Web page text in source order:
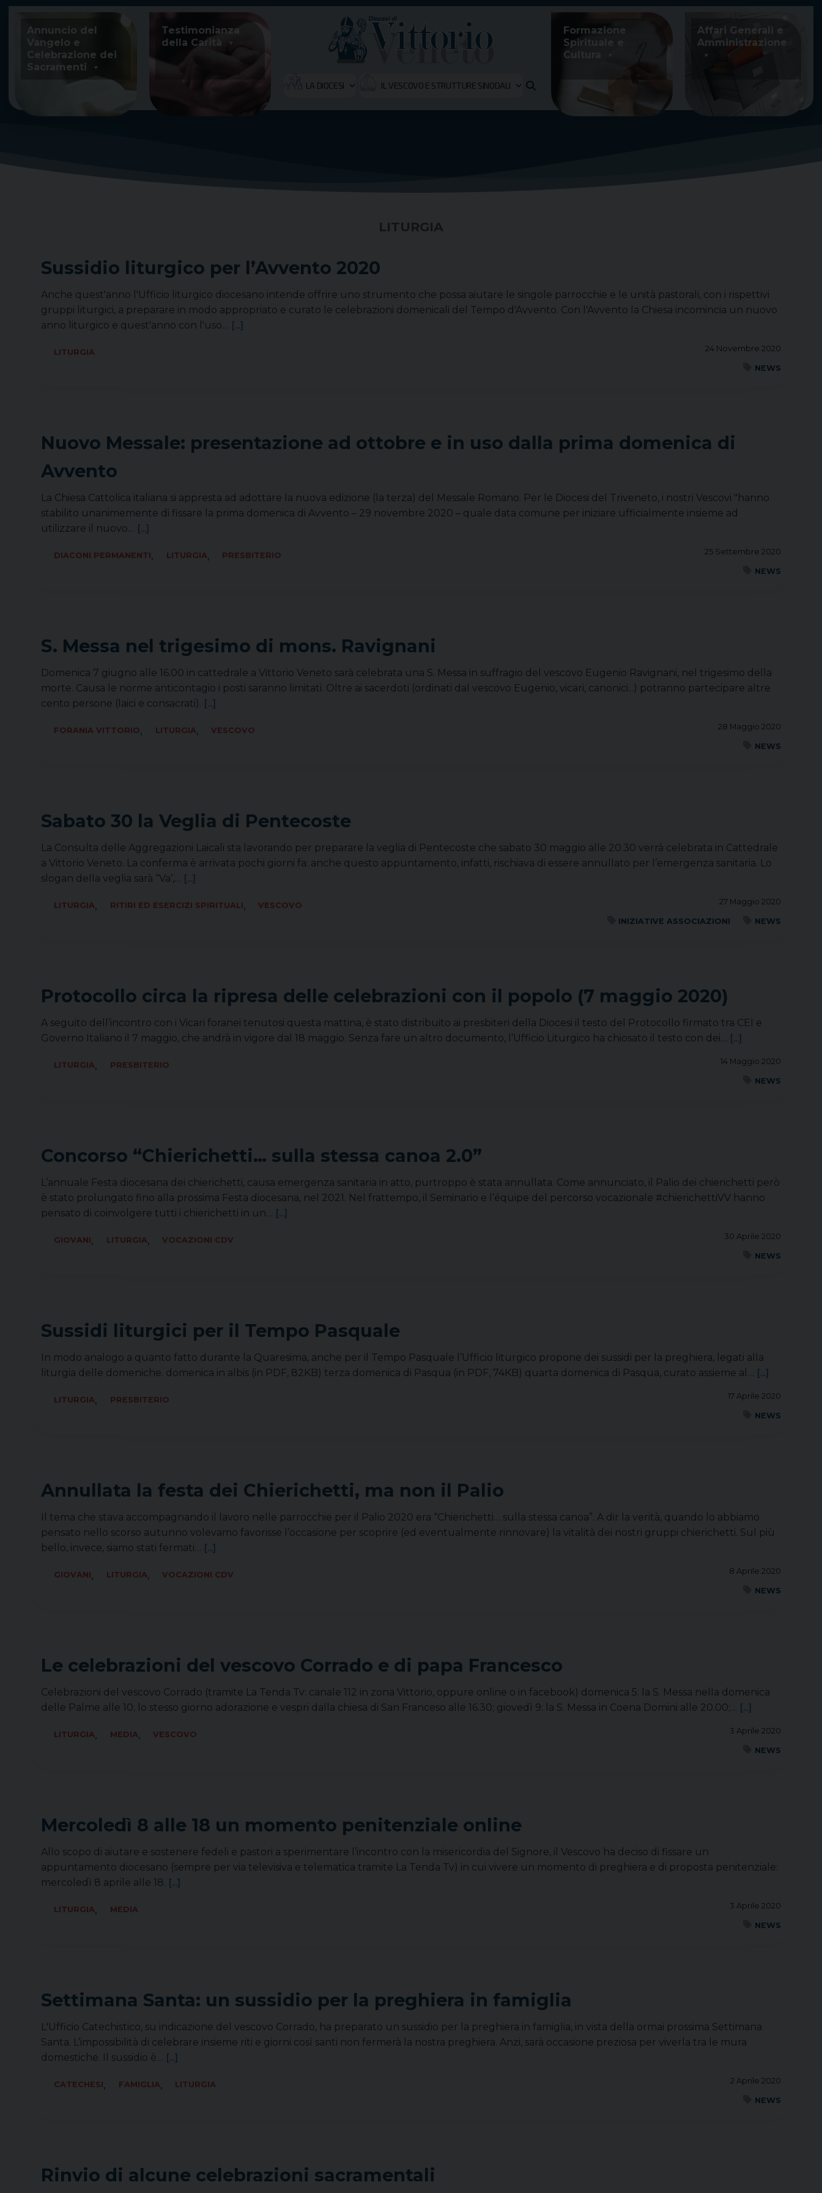
Skip
content
Annuncio del
Vangelo e
Celebrazione dei
Sacramenti
Testimonianza
della Carità
LA DIOCESI IL VESCOVO E STRUTTURE SINODALI
Formazione
Spirituale e
Cultura
Affari Generali e
Amministrazione
LITURGIA
Sussidio liturgico per l’Avvento 2020
Anche quest'anno l'Ufficio liturgico diocesano intende offrire uno strumento che possa aiutare le singole parrocchie e le unità pastorali, con i rispettivi
gruppi liturgici, a preparare in modo appropriato e curato le celebrazioni domenicali del Tempo d'Avvento. Con l'Avvento la Chiesa incomincia un nuovo
anno liturgico e quest'anno con l'uso… [...]
24 Novembre 2020
LITURGIA
NEWS
Nuovo Messale: presentazione ad ottobre e in uso dalla prima domenica di
Avvento
La Chiesa Cattolica italiana si appresta ad adottare la nuova edizione (la terza) del Messale Romano. Per le Diocesi del Triveneto, i nostri Vescovi "hanno
stabilito unanimemente di fissare la prima domenica di Avvento – 29 novembre 2020 – quale data comune per iniziare ufficialmente insieme ad
utilizzare il nuovo… [...]
25 Settembre 2020
DIACONI PERMANENTI, LITURGIA,
PRESBITERIO
NEWS
S. Messa nel trigesimo di mons. Ravignani
Domenica 7 giugno alle 16.00 in cattedrale a Vittorio Veneto sarà celebrata una S. Messa in suffragio del vescovo Eugenio Ravignani, nel trigesimo della
morte. Causa le norme anticontagio i posti saranno limitati. Oltre ai sacerdoti (ordinati dal vescovo Eugenio, vicari, canonici...) potranno partecipare altre
cento persone (laici e consacrati). [...]
28 Maggio 2020
FORANIA VITTORIO, LITURGIA,
VESCOVO
NEWS
Sabato 30 la Veglia di Pentecoste
La Consulta delle Aggregazioni Laicali sta lavorando per preparare la veglia di Pentecoste che sabato 30 maggio alle 20.30 verrà celebrata in Cattedrale
a Vittorio Veneto. La conferma è arrivata pochi giorni fa: anche questo appuntamento, infatti, rischiava di essere annullato per l’emergenza sanitaria. Lo
slogan della veglia sarà “Va’,… [...]
27 Maggio 2020
LITURGIA, RITIRI ED ESERCIZI SPIRITUALI,
VESCOVO
INIZIATIVE ASSOCIAZIONI
NEWS
Protocollo circa la ripresa delle celebrazioni con il popolo (7 maggio 2020)
A seguito dell’incontro con i Vicari foranei tenutosi questa mattina, è stato distribuito ai presbiteri della Diocesi il testo del Protocollo firmato tra CEI e
Governo Italiano il 7 maggio, che andrà in vigore dal 18 maggio. Senza fare un altro documento, l’Ufficio Liturgico ha chiosato il testo con dei… [...]
14 Maggio 2020
LITURGIA,
PRESBITERIO
NEWS
Concorso “Chierichetti… sulla stessa canoa 2.0”
L’annuale Festa diocesana dei chierichetti, causa emergenza sanitaria in atto, purtroppo è stata annullata. Come annunciato, il Palio dei chierichetti però
è stato prolungato fino alla prossima Festa diocesana, nel 2021. Nel frattempo, il Seminario e l’équipe del percorso vocazionale #chierichettiVV hanno
pensato di coinvolgere tutti i chierichetti in un… [...]
30 Aprile 2020
GIOVANI, LITURGIA,
VOCAZIONI CDV
NEWS
Sussidi liturgici per il Tempo Pasquale
In modo analogo a quanto fatto durante la Quaresima, anche per il Tempo Pasquale l’Ufficio liturgico propone dei sussidi per la preghiera, legati alla
liturgia delle domeniche. domenica in albis (in PDF, 82KB) terza domenica di Pasqua (in PDF, 74KB) quarta domenica di Pasqua, curato assieme al… [...]
17 Aprile 2020
LITURGIA,
PRESBITERIO
NEWS
Annullata la festa dei Chierichetti, ma non il Palio
Il tema che stava accompagnando il lavoro nelle parrocchie per il Palio 2020 era “Chierichetti… sulla stessa canoa”. A dir la verità, quando lo abbiamo
pensato nello scorso autunno volevamo favorisse l’occasione per scoprire (ed eventualmente rinnovare) la vitalità dei nostri gruppi chierichetti. Sul più
bello, invece, siamo stati fermati… [...]
8 Aprile 2020
GIOVANI, LITURGIA,
VOCAZIONI CDV
NEWS
Le celebrazioni del vescovo Corrado e di papa Francesco
Celebrazioni del vescovo Corrado (tramite La Tenda Tv: canale 112 in zona Vittorio, oppure online o in facebook) domenica 5: la S. Messa nella domenica
delle Palme alle 10; lo stesso giorno adorazione e vespri dalla chiesa di San Franceso alle 16.30; giovedì 9: la S. Messa in Coena Domini alle 20.00;… [...]
3 Aprile 2020
LITURGIA, MEDIA,
VESCOVO
NEWS
Mercoledì 8 alle 18 un momento penitenziale online
Allo scopo di aiutare e sostenere fedeli e pastori a sperimentare l’incontro con la misericordia del Signore, il Vescovo ha deciso di fissare un
appuntamento diocesano (sempre per via televisiva e telematica tramite La Tenda Tv) in cui vivere un momento di preghiera e di proposta penitenziale:
mercoledì 8 aprile alle 18. [...]
3 Aprile 2020
LITURGIA,
MEDIA
NEWS
Settimana Santa: un sussidio per la preghiera in famiglia
L'Ufficio Catechistico, su indicazione del vescovo Corrado, ha preparato un sussidio per la preghiera in famiglia, in vista della ormai prossima Settimana
Santa. L’impossibilità di celebrare insieme riti e giorni così santi non fermerà la nostra preghiera. Anzi, sarà occasione preziosa per viverla tra le mura
domestiche. Il sussidio è… [...]
2 Aprile 2020
CATECHESI, FAMIGLIA,
LITURGIA
NEWS
Rinvio di alcune celebrazioni sacramentali